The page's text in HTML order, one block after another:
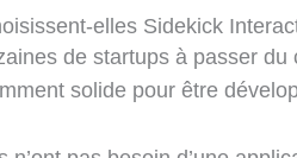
elles Sidekick
de startups à passer
solide pour être